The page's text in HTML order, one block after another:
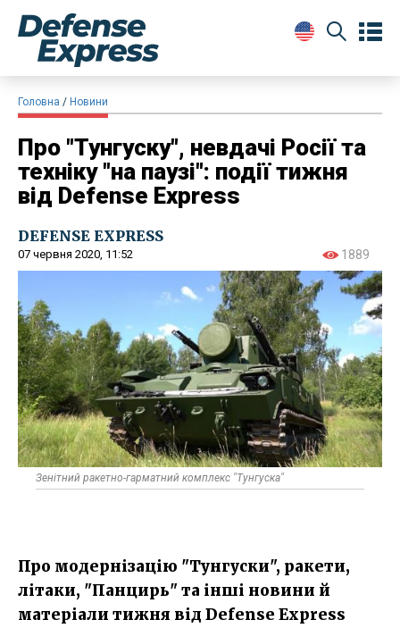
Головна Новини
Про "Тунгуску", невдачі Росії та
техніку "на паузі": події тижня
від Defense Express
DEFENSE EXPRESS
07 червня 2020, 11:52 1889
Зенітний ракетно-гарматний комплекс "Тунгуска"
Про модернізацію "Тунгуски", ракети,
літаки, "Панцирь" та інші новини й
матеріали тижня від Defense Express